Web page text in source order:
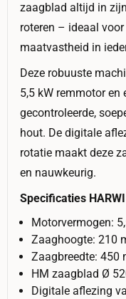
zaagblad altijd in
roteren – ideaal
maatvastheid in
Deze robuuste
5,5 kW remmotor en
gecontroleerde,
hout. De digitale
rotatie maakt deze
en nauwkeurig.
Specificaties
Motorvermogen:
Zaaghoogte: 210
Zaagbreedte: 450
HM zaagblad Ø
Digitale aflezing